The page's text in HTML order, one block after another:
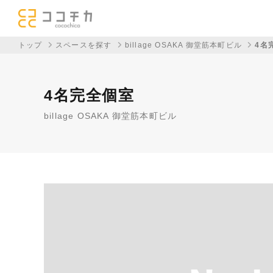
トップ スペースを探す billage OSAKA 御堂筋本町ビル 4名
4名完全個室
billage OSAKA 御堂筋本町ビル